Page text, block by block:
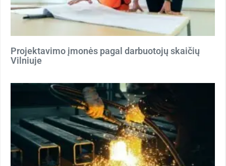
Projektavimo įmonės pagal darbuotojų skaičių
Vilniuje